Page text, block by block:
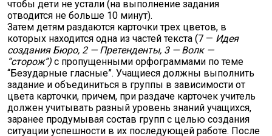
чтобы дети не устали (на выполнение задания
отводится не больше 10 минут).
Затем детям раздаются карточки трех цветов, в
которых находится одна из частей текста (7 — Идея
создания Бюро, 2 — Претенденты, 3 — Волк —
“сторож”) с пропущенными орфограм­мами по теме
“Безударные гласные”. Учащиеся должны выполнить
задание и объеди­ниться в группы в зависимости от
цвета карточки, причем, при раздаче карточек учитель
дол­жен учитывать разный уровень знаний учащихся,
заранее продумывая состав групп с целью создания
ситуации успешности в их последующей работе. После